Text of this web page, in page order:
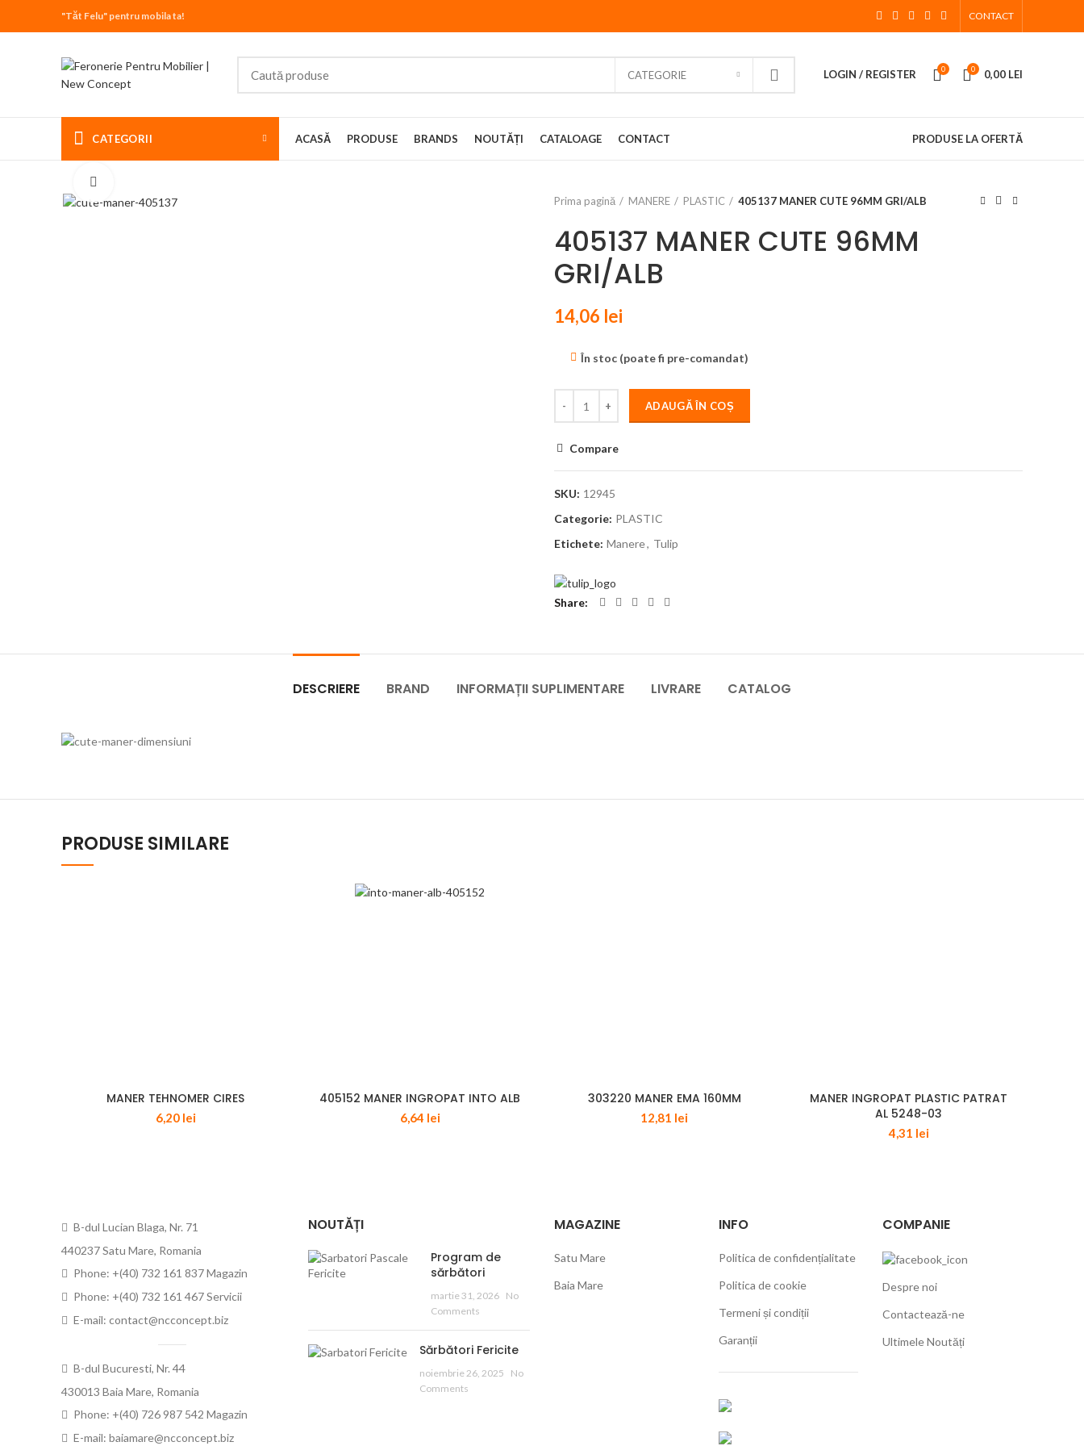
"Tăt Felu" pentru mobila ta! CONTACT
CATEGORIE LOGIN / REGISTER 0 0 0,00 LEI
CATEGORII ACASĂ PRODUSE BRANDS NOUTĂȚI CATALOAGE CONTACT PRODUSE LA OFERTĂ
Prima pagină
MANERE PLASTIC 405137 MANER CUTE 96MM GRI/ALB
405137 MANER CUTE 96MM
GRI/ALB
14,06 lei
În stoc (poate fi pre-comandat)
ADAUGĂ ÎN COȘ
Compare
SKU: 12945
Categorie: PLASTIC
Etichete: Manere, Tulip
Share
DESCRIERE BRAND INFORMAȚII SUPLIMENTARE LIVRARE CATALOG
PRODUSE SIMILARE
MANER TEHNOMER CIRES
6,20 lei
405152 MANER INGROPAT INTO ALB
6,64 lei
303220 MANER EMA 160MM
12,81 lei
MANER INGROPAT PLASTIC PATRAT
AL 5248-03
4,31 lei
B-dul Lucian Blaga, Nr. 71
440237 Satu Mare, Romania
Phone: +(40) 732 161 837 Magazin
Phone: +(40) 732 161 467 Servicii
E-mail: contact@ncconcept.biz
B-dul Bucuresti, Nr. 44
430013 Baia Mare, Romania
Phone: +(40) 726 987 542 Magazin
E-mail: baiamare@ncconcept.biz
NOUTĂȚI
Program de
sărbători
martie 31, 2026 No
Comments
Sărbători Fericite
noiembrie 26, 2025
No
Comments
MAGAZINE
Satu Mare
Baia Mare
INFO
Politica de confidențialitate
Politica de cookie
Termeni și condiții
Garanții
COMPANIE
Despre noi
Contactează-ne
Ultimele Noutăți